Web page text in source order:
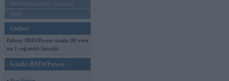
BMW konkurentu jaunumi
Moto
Online
Pašreiz BMWPower skatās 98 viesi
un 1 reģistrēti lietotāji.
Ienākt BMWPower